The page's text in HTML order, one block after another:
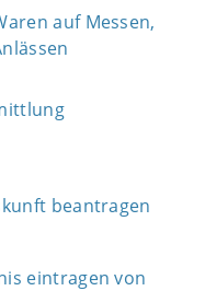
auf Messen,
beantragen
eintragen von